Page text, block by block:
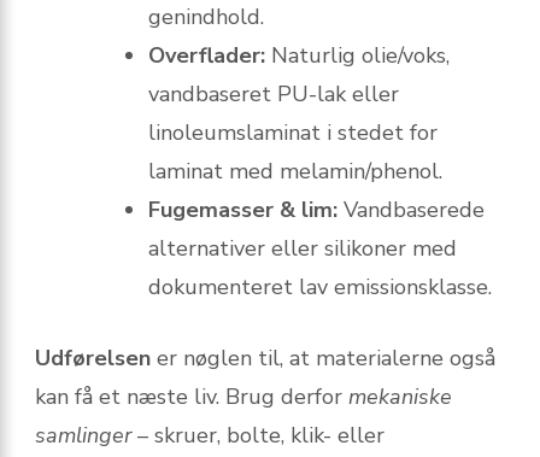
genindhold.
Overflader: Naturlig olie/voks,
vandbaseret PU-lak eller
linoleumslaminat i stedet for
laminat med melamin/phenol.
Fugemasser & lim: Vandbaserede
alternativer eller silikoner med
dokumenteret lav emissionsklasse.
Udførelsen er nøglen til, at materialerne også
kan få et næste liv. Brug derfor mekaniske
samlinger– skruer, bolte, klik- eller